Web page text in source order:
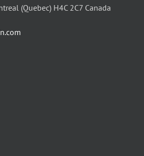
(Quebec) H4C 2C7 Canada